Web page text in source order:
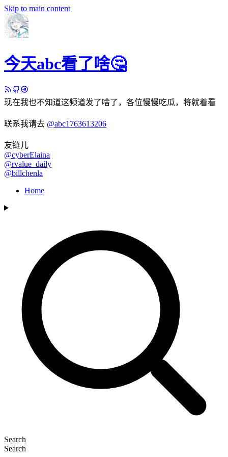
Skip to main content
今天abc看了啥🤔
现在我也不知道这频道发了啥了，各位慢慢吃瓜，将就着看
联系我请去 @abc1763613206
友链儿
@cyberElaina
@rvalue_daily
@billchenla
Home
Search
Search